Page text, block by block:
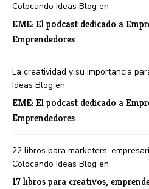
Colocando Ideas Blog en
EME: El podcast dedicado a
Emprendedores
La creatividad y su importancia
Ideas Blog en
EME: El podcast dedicado a
Emprendedores
22 libros para marketers,
Colocando Ideas Blog en
17 libros para creativos,